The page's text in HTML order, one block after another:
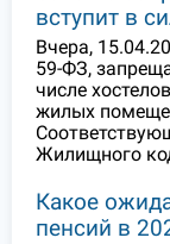
вступит в
Вчера,
59-ФЗ,
числе
жилых
Жилищного
Какое
пенсий в